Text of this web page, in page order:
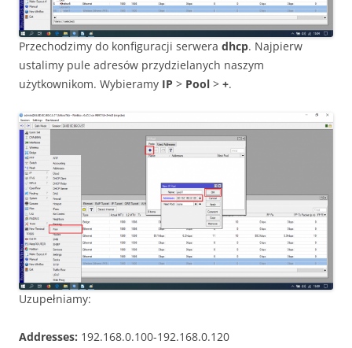
Przechodzimy do konfiguracji serwera dhcp. Najpierw
ustalimy pule adresów przydzielanych naszym
użytkownikom. Wybieramy IP > Pool > +.
Uzupełniamy:
Addresses: 192.168.0.100-192.168.0.120